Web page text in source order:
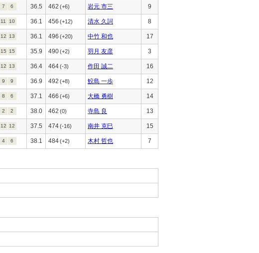
7 6 36.5 462 (+6) 岩元 市三 9
11 10 36.1 456 (+12) 清水 久詞 8
12 13 36.1 496 (+20) 中竹 和也 17
15 15 35.9 490(+2) 羽月 友彦 3
12 13 36.4 464(-3) 作田 誠二 16
9 9 36.9 492 (+8) 鮫島 一歩 12
8 6 37.1 466 (+6) 大橋 勇樹 14
2 2 38.0 462 (0) 寺島 良 13
12 12 37.5 474(-16) 南井 克巳 15
4 6 38.1 484(+2) 木村 哲也 7